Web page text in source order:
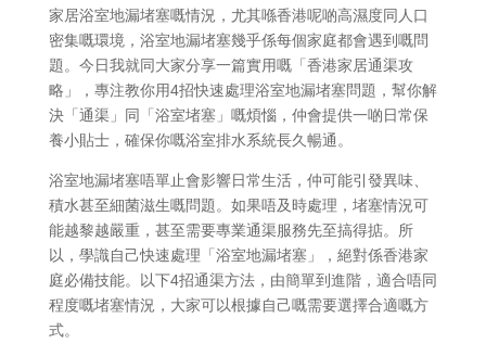
家居浴室地漏堵塞嘅情況，尤其喺香港呢啲高濕度同人口
密集嘅環境，浴室地漏堵塞幾乎係每個家庭都會遇到嘅問
題。今日我就同大家分享一篇實用嘅「香港家居通渠攻
略」，專注教你用4招快速處理浴室地漏堵塞問題，幫你解
決「通渠」同「浴室堵塞」嘅煩惱，仲會提供一啲日常保
養小貼士，確保你嘅浴室排水系統長久暢通。
浴室地漏堵塞唔單止會影響日常生活，仲可能引發異味、
積水甚至細菌滋生嘅問題。如果唔及時處理，堵塞情況可
能越黎越嚴重，甚至需要專業通渠服務先至搞得掂。所
以，學識自己快速處理「浴室地漏堵塞」，絕對係香港家
庭必備技能。以下4招通渠方法，由簡單到進階，適合唔同
程度嘅堵塞情況，大家可以根據自己嘅需要選擇合適嘅方
式。